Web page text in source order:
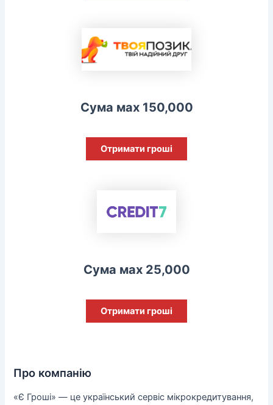
Сума мах 150,000
Отримати гроші
Сума мах 25,000
Отримати гроші
Про компанію
«Є Гроші» — це український сервіс мікрокредитування,